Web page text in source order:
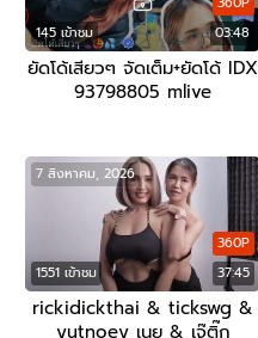
145 เข้าชม 03:48
ยัดโด้เสียวๆ จัดเต็ม+ยัดโด้ IDX
93798805 mlive
1551 เข้าชม 37:45
360P
7 สิงหาคม, 2026
rickidickthai & tickswg &
yutnoey เนย & เจ๊ติ๊ก